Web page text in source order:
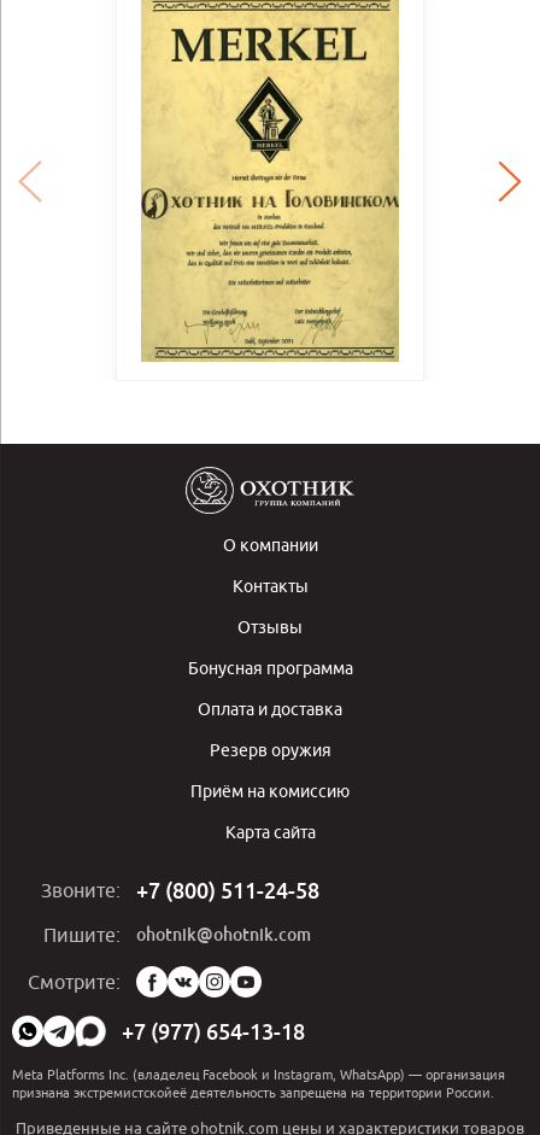
О компании
Контакты
Отзывы
Бонусная программа
Оплата и доставка
Резерв оружия
Приём на комиссию
Карта сайта
Звоните: +7 (800) 511-24-58
Пишите: ohotnik@ohotnik.com
Смотрите:
Мы
в
социальных
сетях:
+7 (977) 654-13-18
Meta Platforms Inc. (владелец Facebook и Instagram, WhatsApp) — организация
признана экстремистскойеё деятельность запрещена на территории России.
Приведенные на сайте ohotnik.com цены и характеристики товаров